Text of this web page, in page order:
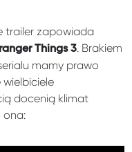
trailer zapowiada
Things 3. Brakiem
mamy prawo
docenią klimat
ona: